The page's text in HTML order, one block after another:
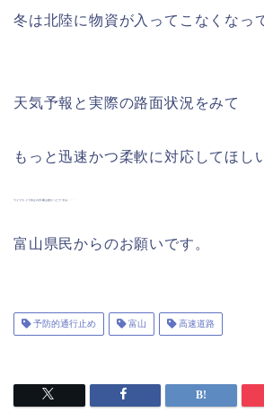
冬は北陸に物資が入ってこなくなっ
天気予報と実際の路面状況をみて
もっと迅速かつ柔軟に対応してほし
ライブカメラ停止の判断は速かったですね・・・
富山県民からのお願いです。
予防的通行止め 富山 高速道路